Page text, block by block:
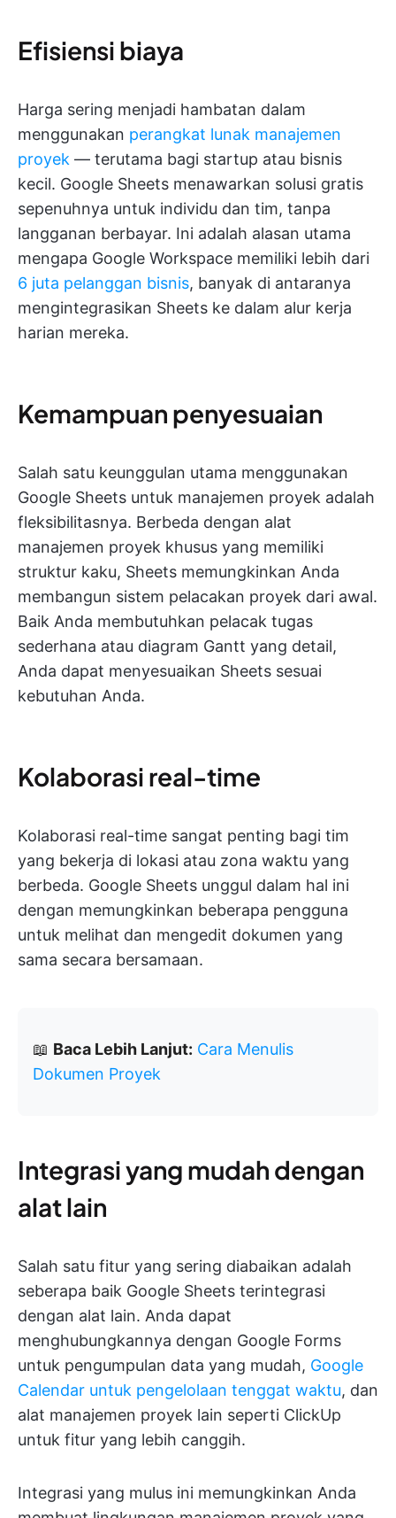
Efisiensi biaya
Harga sering menjadi hambatan dalam
menggunakan perangkat lunak manajemen
proyek — terutama bagi startup atau bisnis
kecil. Google Sheets menawarkan solusi gratis
sepenuhnya untuk individu dan tim, tanpa
langganan berbayar. Ini adalah alasan utama
mengapa Google Workspace memiliki lebih dari
6 juta pelanggan bisnis, banyak di antaranya
mengintegrasikan Sheets ke dalam alur kerja
harian mereka.
Kemampuan penyesuaian
Salah satu keunggulan utama menggunakan
Google Sheets untuk manajemen proyek adalah
fleksibilitasnya. Berbeda dengan alat
manajemen proyek khusus yang memiliki
struktur kaku, Sheets memungkinkan Anda
membangun sistem pelacakan proyek dari awal.
Baik Anda membutuhkan pelacak tugas
sederhana atau diagram Gantt yang detail,
Anda dapat menyesuaikan Sheets sesuai
kebutuhan Anda.
Kolaborasi real-time
Kolaborasi real-time sangat penting bagi tim
yang bekerja di lokasi atau zona waktu yang
berbeda. Google Sheets unggul dalam hal ini
dengan memungkinkan beberapa pengguna
untuk melihat dan mengedit dokumen yang
sama secara bersamaan.
📖 Baca Lebih Lanjut: Cara Menulis
Dokumen Proyek
Integrasi yang mudah dengan
alat lain
Salah satu fitur yang sering diabaikan adalah
seberapa baik Google Sheets terintegrasi
dengan alat lain. Anda dapat
menghubungkannya dengan Google Forms
untuk pengumpulan data yang mudah, Google
Calendar untuk pengelolaan tenggat waktu, dan
alat manajemen proyek lain seperti ClickUp
untuk fitur yang lebih canggih.
Integrasi yang mulus ini memungkinkan Anda